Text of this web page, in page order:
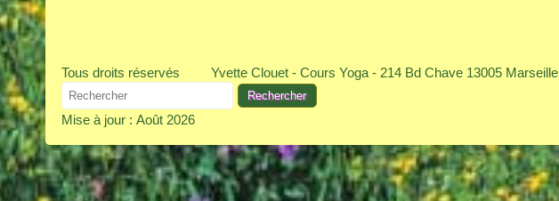
Tous droits réservés Yvette Clouet - Cours Yoga - 214 Bd Chave 13005 Marseille
Mise à jour : Août 2026